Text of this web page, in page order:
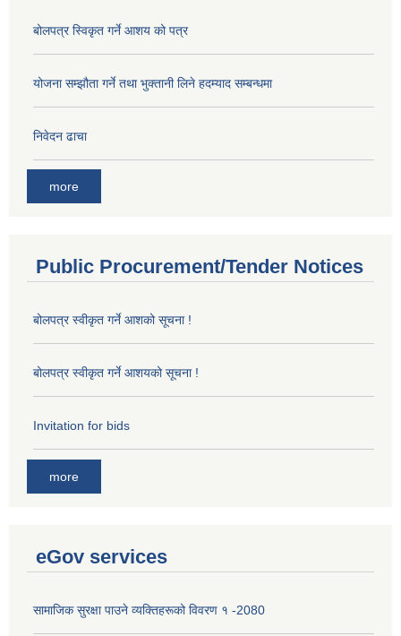
बोलपत्र स्विकृत गर्ने आशय को पत्र
योजना सम्झौता गर्ने तथा भुक्तानी लिने हदम्याद सम्बन्धमा
निवेदन ढाचा
more
Public Procurement/Tender Notices
बोलपत्र स्वीकृत गर्ने आशको सूचना !
बोलपत्र स्वीकृत गर्ने आशयको सूचना !
Invitation for bids
more
eGov services
सामाजिक सुरक्षा पाउने व्यक्तिहरूको विवरण १ -2080